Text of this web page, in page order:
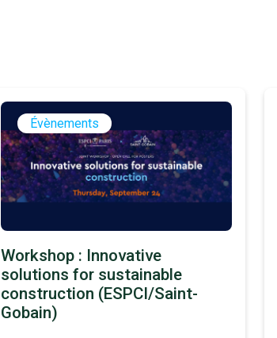
Évènements
Workshop : Innovative
solutions for sustainable
construction (ESPCI/Saint-
Gobain)